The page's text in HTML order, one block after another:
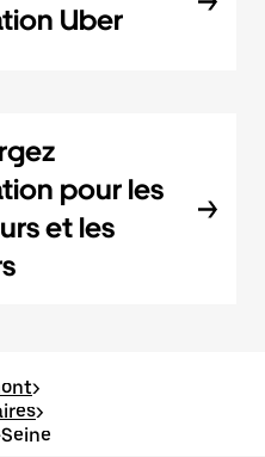
Uber
pour les
et les
>
>